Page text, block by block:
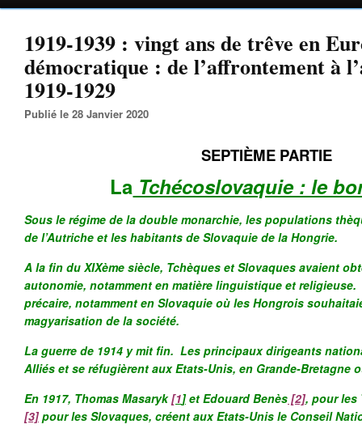
1919-1939 : vingt ans de trêve en
démocratique : de l’affrontement à
1919-1929
Publié le 28 Janvier 2020
SEPTIÈME PARTIE
La Tchécoslovaquie : le
Sous le régime de la double monarchie, les populations
de l’Autriche et les habitants de Slovaquie de la Hongrie.
A la fin du XIXème siècle, Tchèques et Slovaques avaient
autonomie, notamment en matière linguistique et religieuse.
précaire, notamment en Slovaquie où les Hongrois
magyarisation de la société.
La guerre de 1914 y mit fin. Les principaux dirigeants
Alliés et se réfugièrent aux Etats-Unis, en Grande-Bretagne
En 1917, Thomas Masaryk[1]et Edouard Benès [2], pour les
[3]pour les Slovaques, créent aux Etats-Unis le Conseil